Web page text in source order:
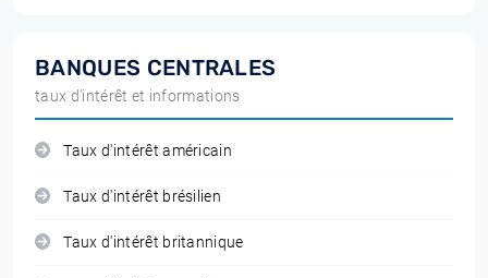
BANQUES CENTRALES
taux d'intérêt et informations
Taux d'intérêt américain
Taux d'intérêt brésilien
Taux d'intérêt britannique